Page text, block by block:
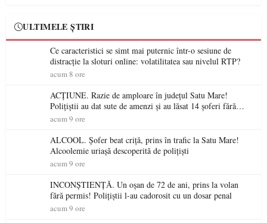
ULTIMELE ȘTIRI
Ce caracteristici se simt mai puternic într-o sesiune de
distracție la sloturi online: volatilitatea sau nivelul RTP?
acum 8 ore
ACȚIUNE. Razie de amploare în județul Satu Mare!
Polițiștii au dat sute de amenzi și au lăsat 14 șoferi fără
permis într-o singură zi
acum 9 ore
ALCOOL. Șofer beat criță, prins în trafic la Satu Mare!
Alcoolemie uriașă descoperită de polițiști
acum 9 ore
INCONȘTIENȚĂ. Un oșan de 72 de ani, prins la volan
fără permis! Polițiștii l-au cadorosit cu un dosar penal
acum 9 ore